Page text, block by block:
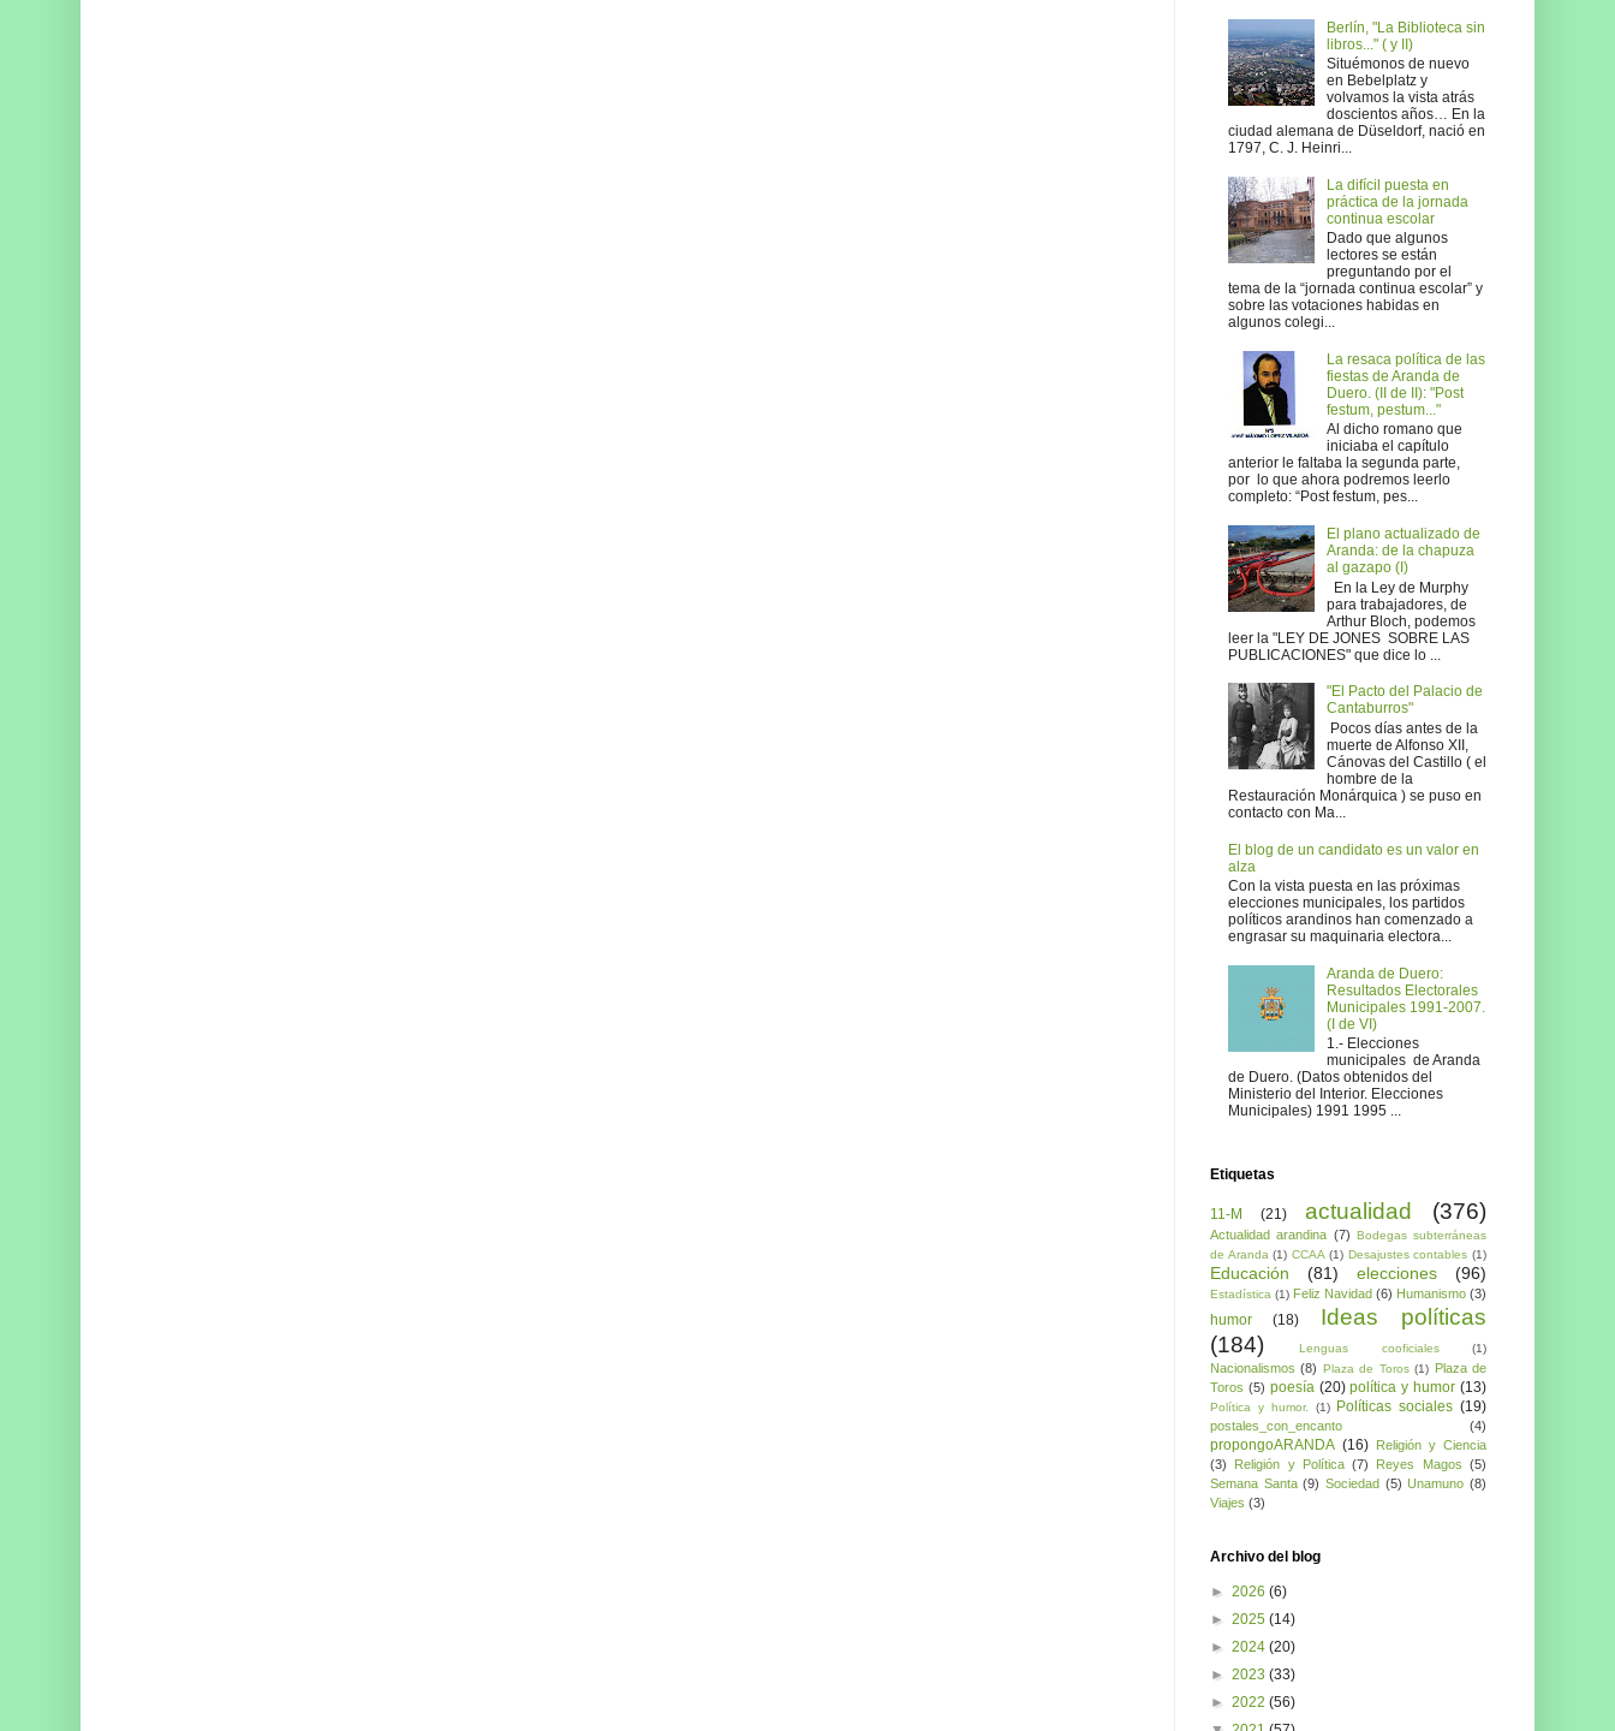
Berlín, "La Biblioteca sin
libros..." ( y II)
Situémonos de nuevo
en Bebelplatz y
volvamos la vista atrás
doscientos años… En la
ciudad alemana de Düseldorf, nació en
1797, C. J. Heinri...
La difícil puesta en
práctica de la jornada
continua escolar
Dado que algunos
lectores se están
preguntando por el
tema de la “jornada continua escolar” y
sobre las votaciones habidas en
algunos colegi...
La resaca política de las
fiestas de Aranda de
Duero. (II de II): "Post
festum, pestum..."
Al dicho romano que
iniciaba el capítulo
anterior le faltaba la segunda parte,
por lo que ahora podremos leerlo
completo: “Post festum, pes...
El plano actualizado de
Aranda: de la chapuza
al gazapo (I)
En la Ley de Murphy
para trabajadores, de
Arthur Bloch, podemos
leer la "LEY DE JONES SOBRE LAS
PUBLICACIONES" que dice lo ...
"El Pacto del Palacio de
Cantaburros"
Pocos días antes de la
muerte de Alfonso XII,
Cánovas del Castillo ( el
hombre de la
Restauración Monárquica ) se puso en
contacto con Ma...
El blog de un candidato es un valor en
alza
Con la vista puesta en las próximas
elecciones municipales, los partidos
políticos arandinos han comenzado a
engrasar su maquinaria electora...
Aranda de Duero:
Resultados Electorales
Municipales 1991-2007.
(I de VI)
1.- Elecciones
municipales de Aranda
de Duero. (Datos obtenidos del
Ministerio del Interior. Elecciones
Municipales) 1991 1995 ...
Etiquetas
11-M (21) actualidad (376)
Actualidad arandina (7) Bodegas subterráneas
de Aranda (1) CCAA (1) Desajustes contables (1)
Educación (81) elecciones (96)
Estadística (1) Feliz Navidad (6) Humanismo (3)
humor (18)
Ideas políticas
(184)
Lenguas cooficiales (1)
Nacionalismos (8) Plaza de Toros (1) Plaza de
Toros (5) poesía (20) política y humor (13)
Política y humor. (1) Políticas sociales (19)
postales_con_encanto (4)
propongoARANDA (16) Religión y Ciencia
(3)
Religión y Política (7) Reyes Magos (5)
Semana Santa (9) Sociedad (5) Unamuno (8)
Viajes (3)
Archivo del blog
► 2026 (6)
► 2025 (14)
► 2024 (20)
► 2023 (33)
► 2022 (56)